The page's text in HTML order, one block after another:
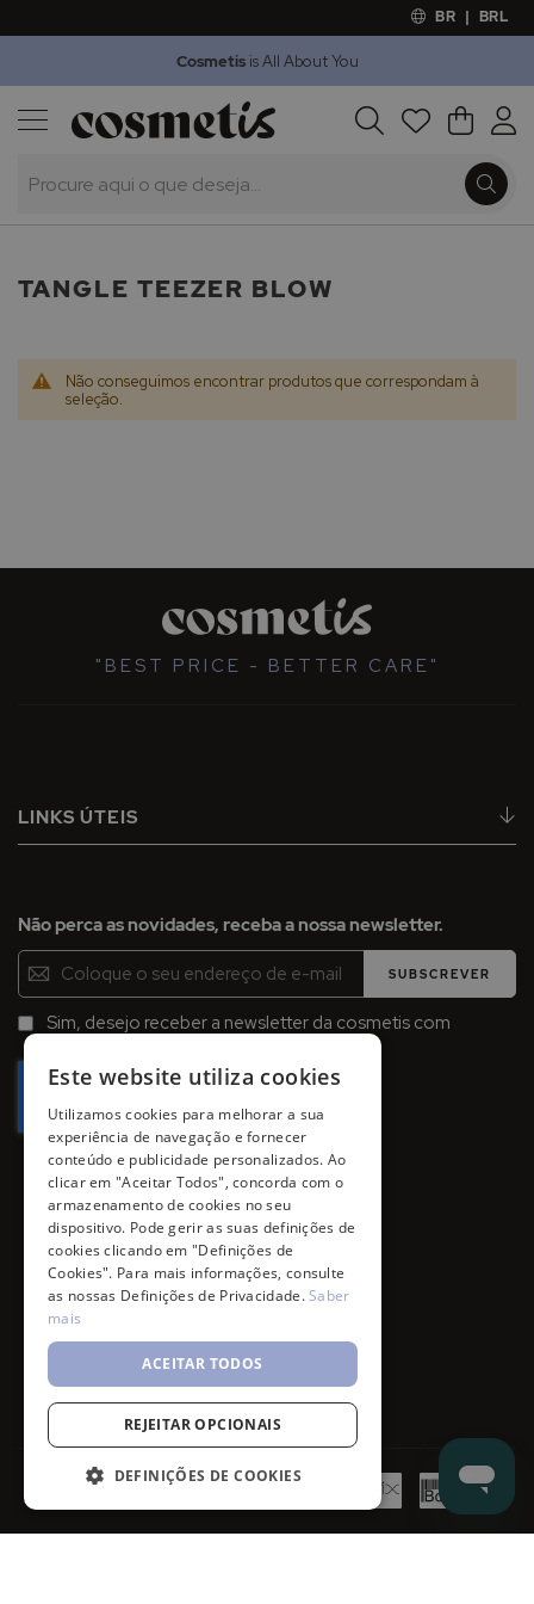
BR | BRL
Cosmetisis All About You
Procura O Meu
Outlet
TANGLE TEEZER BLOW
Não conseguimos encontrar produtos que correspondam à
seleção.
"BEST PRICE - BETTER CARE"
LINKS ÚTEIS
Não perca as novidades, receba a nossa newsletter.
Inscreva-
se
na
Newsletter:
SUBSCREVER
Sim, desejo receber a newsletter da cosmetis com
Este website utiliza cookies
Utilizamos cookies para melhorar a sua
experiência de navegação e fornecer
conteúdo e publicidade personalizados. Ao
clicar em "Aceitar Todos", concorda com o
armazenamento de cookies no seu
dispositivo. Pode gerir as suas definições de
cookies clicando em "Definições de
Cookies". Para mais informações, consulte
as nossas Definições de Privacidade.Saber
mais
ACEITAR TODOS
REJEITAR OPCIONAIS
DEFINIÇÕES DE COOKIES